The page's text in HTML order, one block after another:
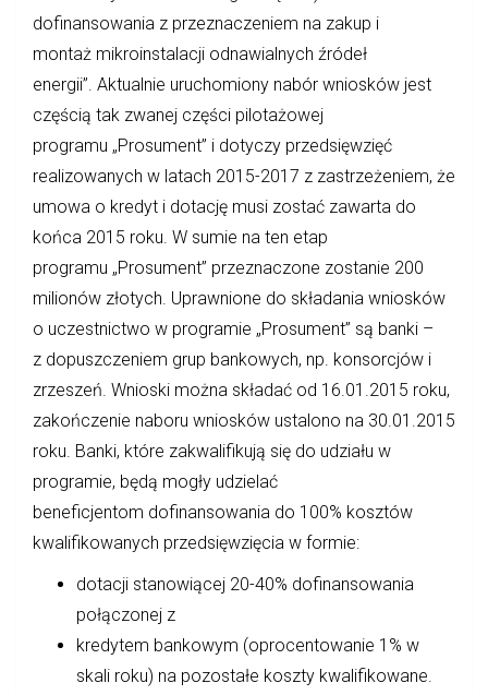
dofinansowania z przeznaczeniem na zakup i
montaż mikroinstalacji odnawialnych źródeł
energii”. Aktualnie uruchomiony nabór wniosków jest
częścią tak zwanej części pilotażowej
programu „Prosument” i dotyczy przedsięwzięć
realizowanych w latach 2015-2017 z zastrzeżeniem, że
umowa o kredyt i dotację musi zostać zawarta do
końca 2015 roku. W sumie na ten etap
programu „Prosument” przeznaczone zostanie 200
milionów złotych. Uprawnione do składania wniosków
o uczestnictwo w programie „Prosument” są banki –
z dopuszczeniem grup bankowych, np. konsorcjów i
zrzeszeń. Wnioski można składać od 16.01.2015 roku,
zakończenie naboru wniosków ustalono na 30.01.2015
roku. Banki, które zakwalifikują się do udziału w
programie, będą mogły udzielać
beneficjentom dofinansowania do 100% kosztów
kwalifikowanych przedsięwzięcia w formie:
dotacji stanowiącej 20-40% dofinansowania
połączonej z
kredytem bankowym (oprocentowanie 1% w
skali roku) na pozostałe koszty kwalifikowane.